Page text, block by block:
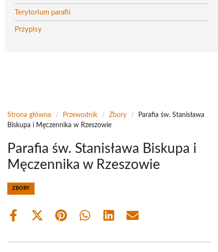
Terytorium parafii
Przypisy
Strona główna / Przewodnik / Zbory /
Parafia św. Stanisława
Biskupa i Męczennika w Rzeszowie
Parafia św. Stanisława Biskupa i
Męczennika w Rzeszowie
ZBORY
Share
Share
(Twitter)
Share Share Share Share